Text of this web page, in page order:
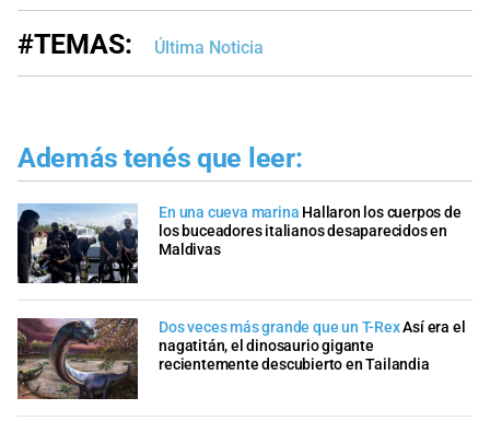
#TEMAS: Última Noticia
Además tenés que leer:
En una cueva marina Hallaron los cuerpos de
los buceadores italianos desaparecidos en
Maldivas
Dos veces más grande que un T-RexAsí era el
nagatitán, el dinosaurio gigante
recientemente descubierto en Tailandia